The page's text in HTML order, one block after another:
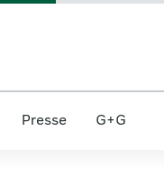
Presse G+G